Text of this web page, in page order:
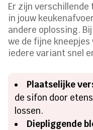
Er zijn
in jouw
andere oplossing.
we de fijne kneepjes
iedere variant snel
Plaatselijke
de sifon door
lossen.
Diepliggende